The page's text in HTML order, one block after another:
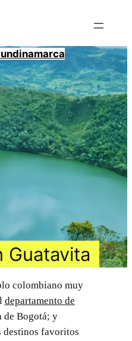
Guatavita
colombiano muy
departamento de
de Bogotá; y
destinos favoritos